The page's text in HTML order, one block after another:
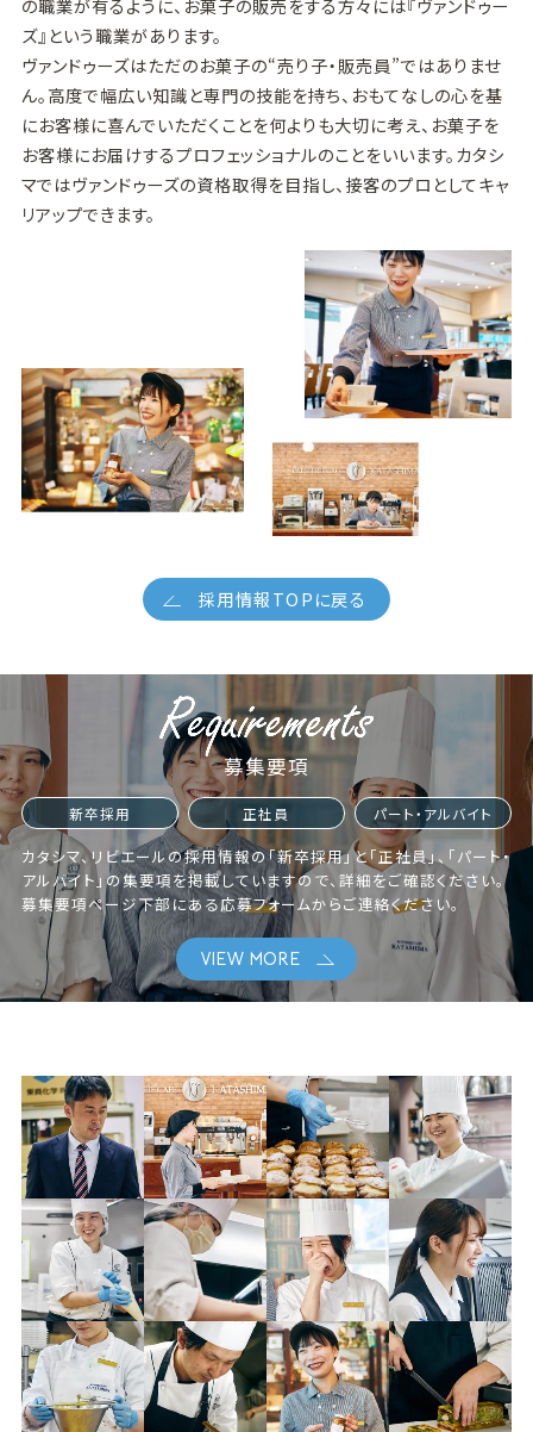
の職業が有るように、お菓子の販売をする方々には『ヴァンドゥー
ズ』という職業があります。
ヴァンドゥーズはただのお菓子の“売り子・販売員”ではありませ
ん。高度で幅広い知識と専門の技能を持ち、おもてなしの心を基
にお客様に喜んでいただくことを何よりも大切に考え、お菓子を
お客様にお届けするプロフェッショナルのことをいいます。カタシ
マではヴァンドゥーズの資格取得を目指し、接客のプロとしてキャ
リアップできます。
採用情報TOPに戻る
募集要項
新卒採用 正社員 パート・アルバイト
カタシマ、リビエールの採用情報の「新卒採用」と「正社員」、「パート・
アルバイト」の集要項を掲載していますので、詳細をご確認ください。
募集要項ページ下部にある応募フォームからご連絡ください。
VIEW MORE